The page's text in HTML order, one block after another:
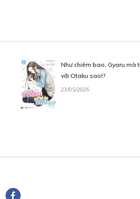
Như chiêm bao, Gyaru mà
với Otaku sao!?
23/05/2026